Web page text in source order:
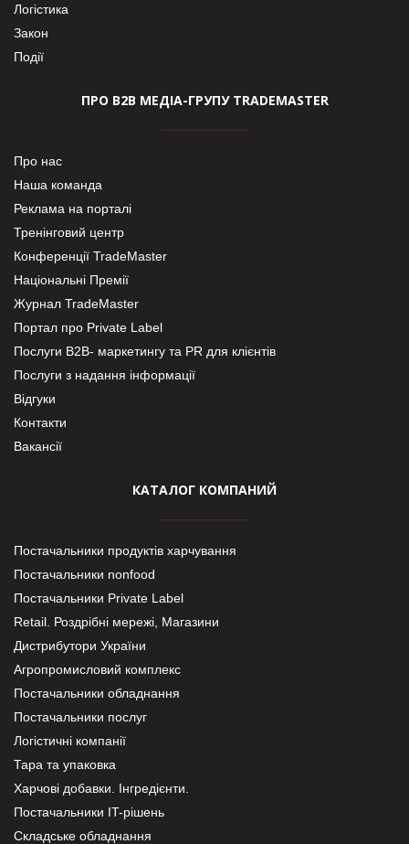
Логістика
Закон
Події
ПРО В2В МЕДІА-ГРУПУ TRADEMASTER
Про нас
Наша команда
Реклама на порталі
Тренінговий центр
Конференції TradeMaster
Національні Премії
Журнал TradeMaster
Портал про Private Label
Послуги В2В- маркетингу та PR для клієнтів
Послуги з надання інформації
Відгуки
Контакти
Вакансії
КАТАЛОГ КОМПАНИЙ
Постачальники продуктів харчування
Постачальники nonfood
Постачальники Private Label
Retail. Роздрібні мережі, Магазини
Дистрибутори України
Агропромисловий комплекс
Постачальники обладнання
Постачальники послуг
Логістичні компанії
Тара та упаковка
Харчові добавки. Інгредієнти.
Постачальники IT-рішень
Складське обладнання